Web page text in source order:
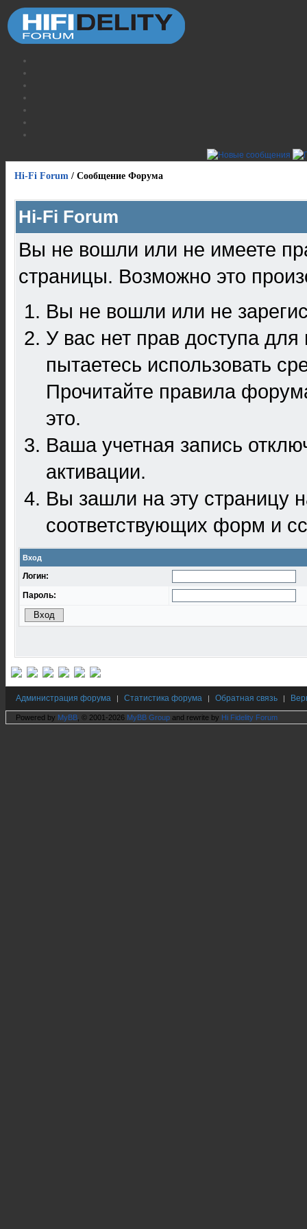
Hi-Fi Forum / Сообщение Форума
Hi-Fi Forum
Вы не вошли или не имеете
страницы. Возможно это
Вы не вошли или не
У вас нет прав доступа
пытаетесь использовать
Прочитайте правила
это.
Ваша учетная запись
активации.
Вы зашли на эту
соответствующих форм и
Вход
Логин:
Пароль:
Администрация форума | Статистика форума | Обратная связь |
Powered by MyBB , © 2001-2026 MyBB Group and rewrite by Hi Fidelity Forum